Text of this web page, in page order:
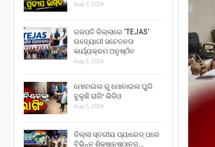
Aug 5, 2026
ଗଜପତି ଜିଲ୍ଲାରେ ‘TEJAS’
ଉଦ୍ୟୋଗୀ ସଚେତନତା
କାର୍ଯ୍ୟକ୍ରମ ଅନୁଷ୍ଠିତ
Aug 5, 2026
ମୋବାଇଲ ରୁ ମୋବାଇଲ ଘୁରି
ବୁଲୁଛି ରାଗିଂ ଭିଡିଓ
Aug 5, 2026
ଜିଲ୍ଲା ସ୍ତରୀୟ ପ୍ୟାରେଡ୍ ପରେ
ବିଭିନ୍ନ ଶିକ୍ଷାନୁଷ୍ଠାନର…